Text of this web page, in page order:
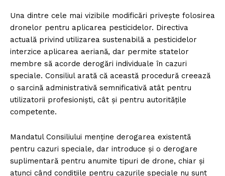
Una dintre cele mai vizibile modificări privește folosirea
dronelor pentru aplicarea pesticidelor. Directiva
actuală privind utilizarea sustenabilă a pesticidelor
interzice aplicarea aeriană, dar permite statelor
membre să acorde derogări individuale în cazuri
speciale. Consiliul arată că această procedură creează
o sarcină administrativă semnificativă atât pentru
utilizatorii profesioniști, cât și pentru autoritățile
competente.
Mandatul Consiliului menține derogarea existentă
pentru cazuri speciale, dar introduce și o derogare
suplimentară pentru anumite tipuri de drone, chiar și
atunci când condițiile pentru cazurile speciale nu sunt